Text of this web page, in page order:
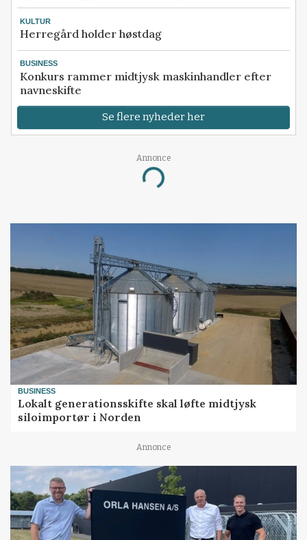
KULTUR
Herregård holder høstdag
BUSINESS
Konkurs rammer midtjysk maskinhandler efter
navneskifte
Se flere nyheder her
Annonce
Loading...
BUSINESS
Lokalt generationsskifte skal løfte midtjysk
siloimportør i Norden
Annonce